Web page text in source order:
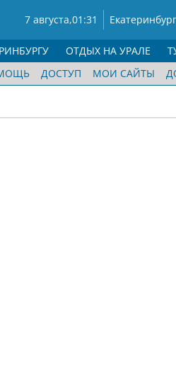
7 августа,01:31 Екатеринбург
ОТДЫХ НА УРАЛЕ
ДОСТУП МОИ САЙТЫ